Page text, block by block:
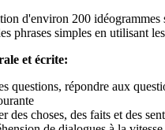
d'environ 200 idéogrammes
phrases simples en utilisant
et écrite:
questions, répondre aux
des choses, des faits et des